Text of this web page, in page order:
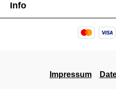
Info
Impressum